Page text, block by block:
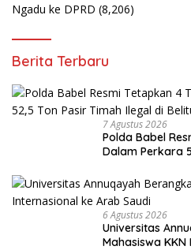
Ngadu ke DPRD (8,206)
Berita Terbaru
7 Agustus 2026
Polda Babel
Dalam Perkara
6 Agustus 2026
Universitas
Mahasiswa